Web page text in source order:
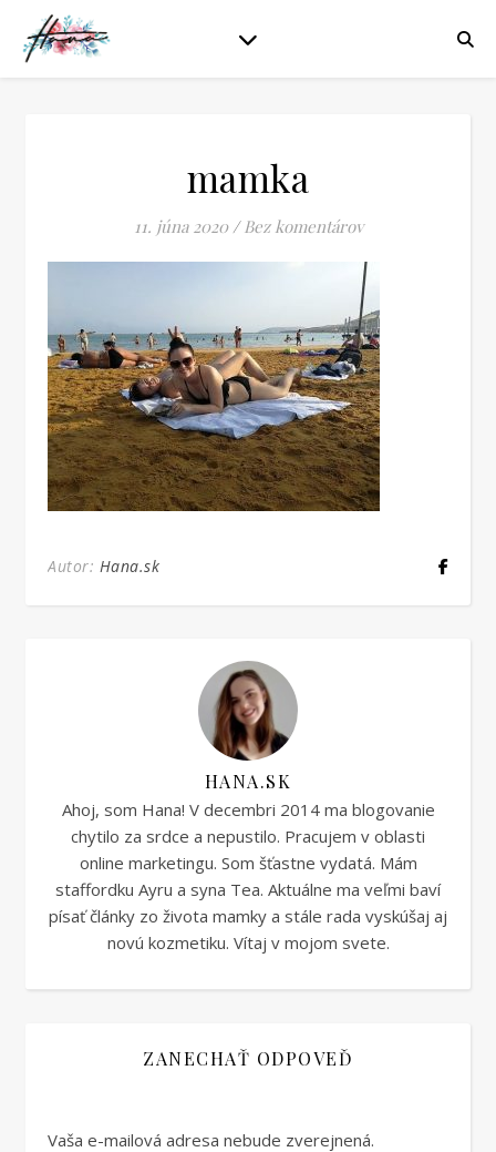
mamka
11. júna 2020 / Bez komentárov
Autor: Hana.sk
HANA.SK
Ahoj, som Hana! V decembri 2014 ma blogovanie
chytilo za srdce a nepustilo. Pracujem v oblasti
online marketingu. Som šťastne vydatá. Mám
staffordku Ayru a syna Tea. Aktuálne ma veľmi baví
písať články zo života mamky a stále rada vyskúšaj aj
novú kozmetiku. Vítaj v mojom svete.
ZANECHAŤ ODPOVEĎ
Vaša e-mailová adresa nebude zverejnená.